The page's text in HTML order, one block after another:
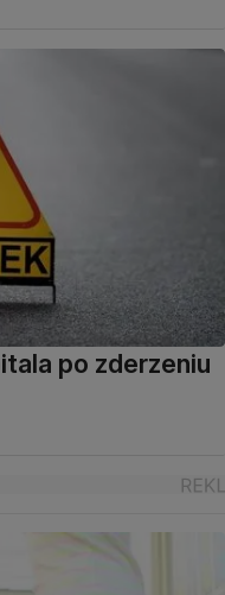
po zderzeniu